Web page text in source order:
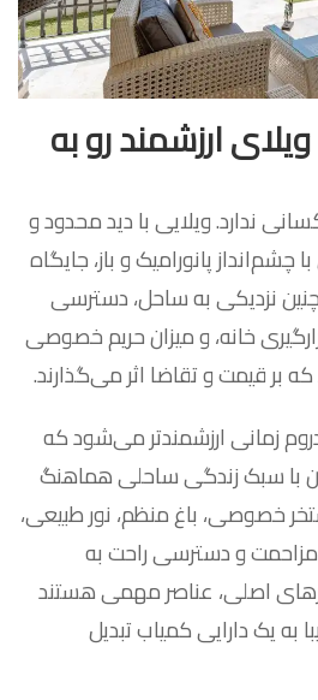
ارزشمند رو به
ندارد. ویلایی با دید محدود و
پانورامیک و باز، جایگاه
نزدیکی به ساحل، دسترسی
خانه، و میزان حریم خصوصی
بر قیمت و تقاضا اثر می‌گذارند.
زمانی ارزشمندتر می‌شود که
با سبک زندگی ساحلی هماهنگ
خصوصی، باغ منظم، نور طبیعی،
و دسترسی راحت به
اصلی، عناصر مهمی هستند
به یک دارایی کمیاب تبدیل